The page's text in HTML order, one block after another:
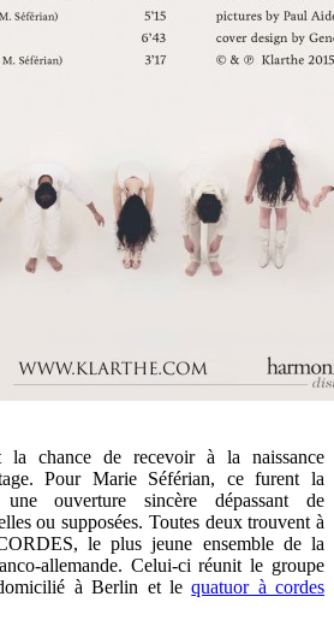
la chance de recevoir à la naissance
Pour Marie Séférian, ce furent la
ouverture sincère dépassant de
ou supposées. Toutes deux trouvent à
le plus jeune ensemble de la
allemande. Celui-ci réunit le groupe
à Berlin et lequatuor à cordes